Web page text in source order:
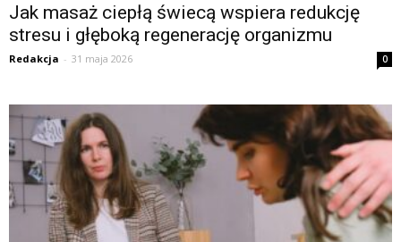
Jak masaż ciepłą świecą wspiera redukcję
stresu i głęboką regenerację organizmu
Redakcja - 31 maja 2026 0